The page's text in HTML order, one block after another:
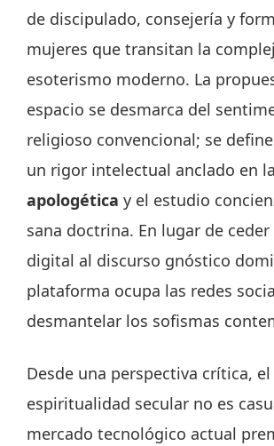
de discipulado, consejería y
mujeres que transitan la
esoterismo moderno. La
espacio se desmarca del
religioso convencional; se
un rigor intelectual anclado en la
apologética y el estudio
sana doctrina. En lugar de
digital al discurso gnóstico
plataforma ocupa las redes
desmantelar los sofismas
Desde una perspectiva crítica,
espiritualidad secular no es
mercado tecnológico actual